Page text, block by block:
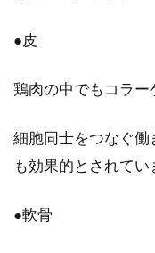
●皮
鶏肉の中でもコラー
細胞同士をつなぐ
も効果的とされてい
●軟骨